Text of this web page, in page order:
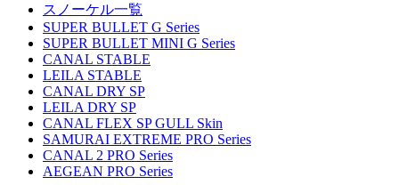
スノーケル一覧
SUPER BULLET G Series
SUPER BULLET MINI G Series
CANAL STABLE
LEILA STABLE
CANAL DRY SP
LEILA DRY SP
CANAL FLEX SP GULL Skin
SAMURAI EXTREME PRO Series
CANAL 2 PRO Series
AEGEAN PRO Series